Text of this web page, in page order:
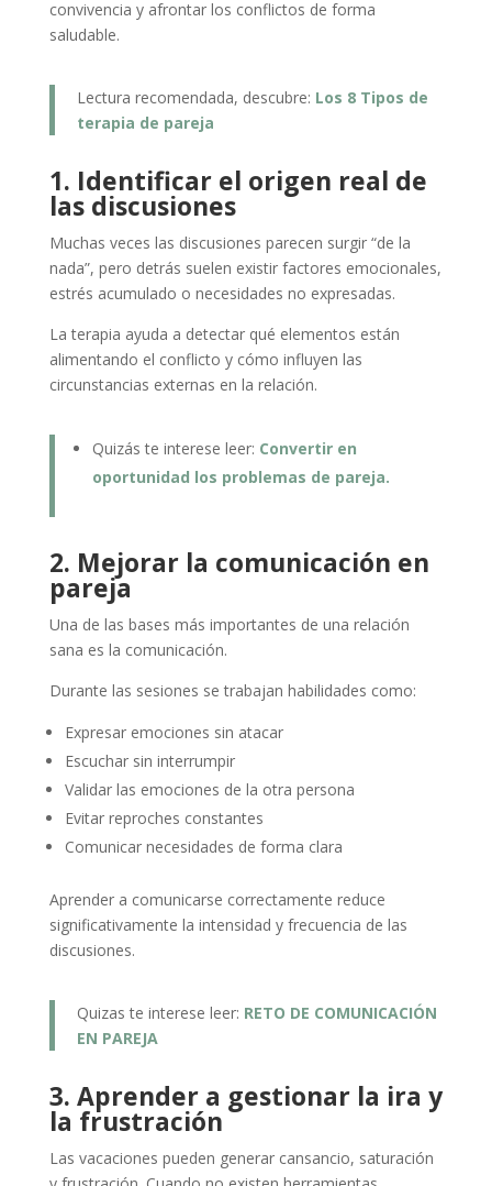
convivencia y afrontar los conflictos de forma
saludable.
Lectura recomendada, descubre: Los 8 Tipos de
terapia de pareja
1. Identificar el origen real de
las discusiones
Muchas veces las discusiones parecen surgir “de la
nada”, pero detrás suelen existir factores emocionales,
estrés acumulado o necesidades no expresadas.
La terapia ayuda a detectar qué elementos están
alimentando el conflicto y cómo influyen las
circunstancias externas en la relación.
Quizás te interese leer: Convertir en
oportunidad los problemas de pareja.
2. Mejorar la comunicación en
pareja
Una de las bases más importantes de una relación
sana es la comunicación.
Durante las sesiones se trabajan habilidades como:
Expresar emociones sin atacar
Escuchar sin interrumpir
Validar las emociones de la otra persona
Evitar reproches constantes
Comunicar necesidades de forma clara
Aprender a comunicarse correctamente reduce
significativamente la intensidad y frecuencia de las
discusiones.
Quizas te interese leer: RETO DE COMUNICACIÓN
EN PAREJA
3. Aprender a gestionar la ira y
la frustración
Las vacaciones pueden generar cansancio, saturación